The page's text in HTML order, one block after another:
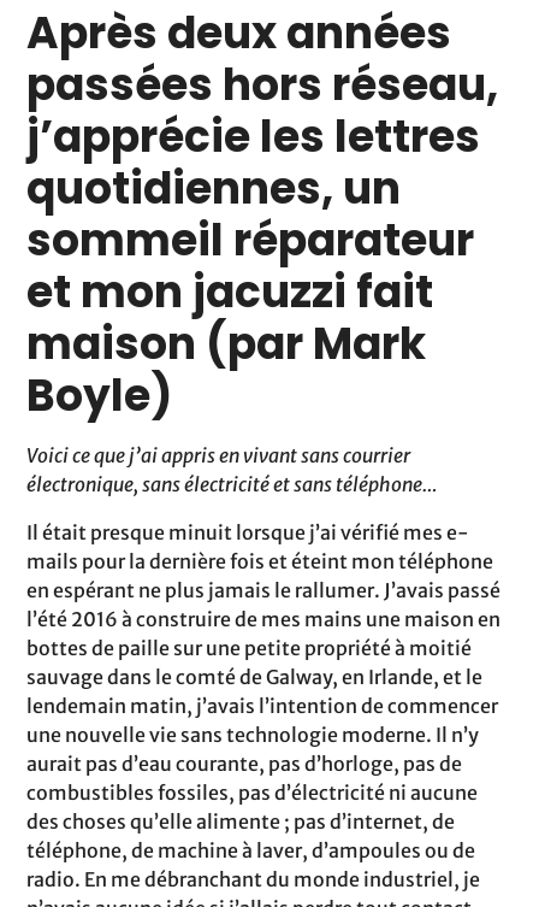
Après deux années
passées hors réseau,
j’apprécie les lettres
quotidiennes, un
sommeil réparateur
et mon jacuzzi fait
maison (par Mark
Boyle)
Voici ce que j’ai appris en vivant sans courrier
électronique, sans électricité et sans téléphone…
Il était presque minuit lorsque j’ai vérifié mes e-
mails pour la dernière fois et éteint mon téléphone
en espérant ne plus jamais le rallumer. J’avais passé
l’été 2016 à construire de mes mains une maison en
bottes de paille sur une petite propriété à moitié
sauvage dans le comté de Galway, en Irlande, et le
lendemain matin, j’avais l’intention de commencer
une nouvelle vie sans technologie moderne. Il n’y
aurait pas d’eau courante, pas d’horloge, pas de
combustibles fossiles, pas d’électricité ni aucune
des choses qu’elle alimente ; pas d’internet, de
téléphone, de machine à laver, d’ampoules ou de
radio. En me débranchant du monde industriel, je